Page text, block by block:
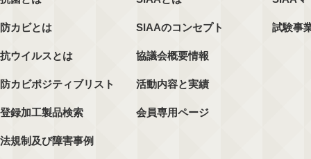
防カビとは
抗ウイルスとは
防カビポジティブリスト
登録加工製品検索
法規制及び障害事例
SIAAのコンセプト
協議会概要情報
活動内容と実績
会員専用ページ
試験事